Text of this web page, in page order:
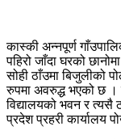
कास्की अन्नपूर्ण
पहिरो जाँदा घरको
सोही ठाँउमा बिजुलीको
रुपमा अवरुद्ध भएको छ ।
विद्यालयको भवन र त्यसै
प्रदेश प्रहरी कार्यालय